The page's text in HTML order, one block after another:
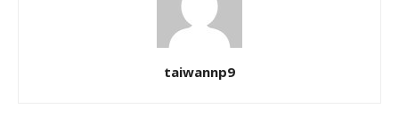
taiwannp9